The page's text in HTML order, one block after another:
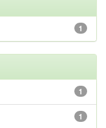
1
1
1